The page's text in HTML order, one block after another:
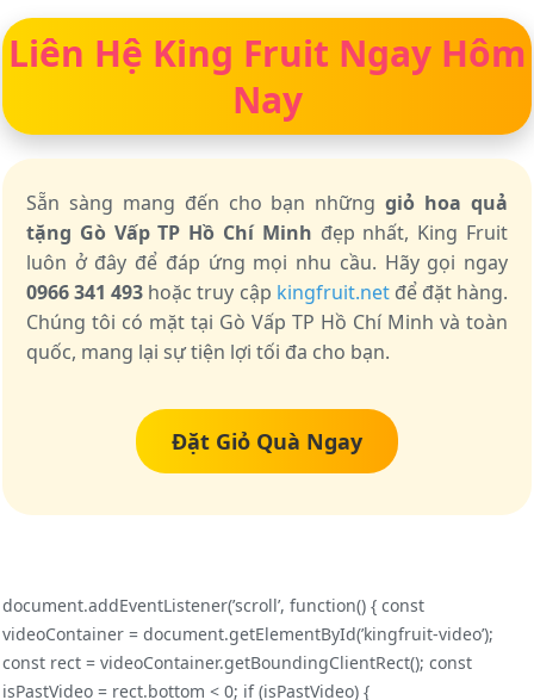
Liên Hệ King Fruit Ngay Hôm
Nay
Sẵn sàng mang đến cho bạn nhữnggiỏ hoa quả
tặng Gò Vấp TP Hồ Chí Minh đẹp nhất, King Fruit
luôn ở đây để đáp ứng mọi nhu cầu. Hãy gọi ngay
0966 341 493 hoặc truy cập kingfruit.netđể đặt hàng.
Chúng tôi có mặt tại Gò Vấp TP Hồ Chí Minh và toàn
quốc, mang lại sự tiện lợi tối đa cho bạn.
Đặt Giỏ Quà Ngay
document.addEventListener(’scroll’, function() { const
videoContainer = document.getElementById(’kingfruit-video’);
const rect = videoContainer.getBoundingClientRect(); const
isPastVideo = rect.bottom < 0; if (isPastVideo) {